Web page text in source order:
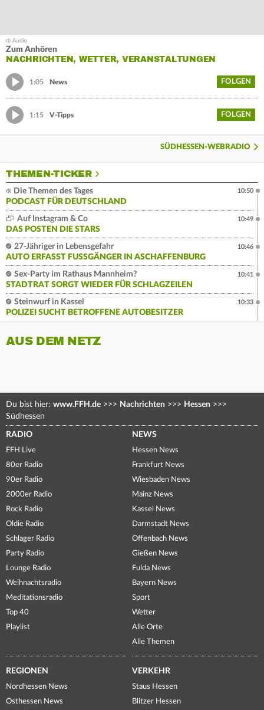
Zum Anhören
NACHRICHTEN, WETTER, VERANSTALTUNGEN
1:05 News FOLGEN
1:15 V-Tipps FOLGEN
SÜDHESSEN-WEBRADIO
THEMEN-TICKER
Die Themen des Tages
PODCAST FÜR DEUTSCHLAND
10:50
Auf Instagram & Co
DAS POSTEN DIE STARS
10:49
27-Jähriger in Lebensgefahr
AUTO ERFASST FUSSGÄNGER IN ASCHAFFENBURG
10:46
Sex-Party im Rathaus Mannheim?
STADTRAT SORGT WIEDER FÜR SCHLAGZEILEN
10:41
Steinwurf in Kassel
POLIZEI SUCHT BETROFFENE AUTOBESITZER
10:33
AUS DEM NETZ
Du bist hier: www.FFH.de >>> Nachrichten >>> Hessen >>>
Südhessen
RADIO
FFH Live
80er Radio
90er Radio
2000er Radio
Rock Radio
Oldie Radio
Schlager Radio
Party Radio
Lounge Radio
Weihnachtsradio
Meditationsradio
Top 40
Playlist
NEWS
Hessen News
Frankfurt News
Wiesbaden News
Mainz News
Kassel News
Darmstadt News
Offenbach News
Gießen News
Fulda News
Bayern News
Sport
Wetter
Alle Orte
Alle Themen
REGIONEN
Nordhessen News
Osthessen News
VERKEHR
Staus Hessen
Blitzer Hessen